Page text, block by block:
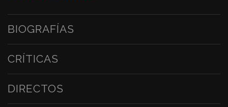
BIOGRAFÍAS
CRÍTICAS
DIRECTOS